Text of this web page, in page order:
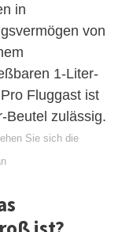
in
von
1-Liter-
Fluggast ist
Beutel zulässig.
Sie sich die